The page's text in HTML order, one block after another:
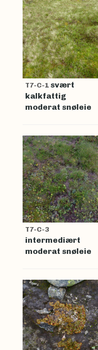
T7-C-1 svært
kalkfattig
moderat snøleie
T7-C-3
intermediært
moderat snøleie